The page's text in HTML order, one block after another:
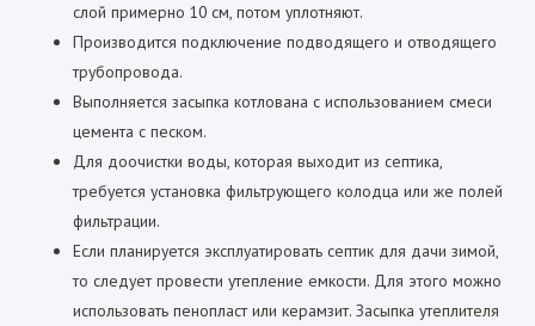
слой примерно 10 см, потом уплотняют.
Производится подключение подводящего и отводящего
трубопровода.
Выполняется засыпка котлована с использованием смеси
цемента с песком.
Для доочистки воды, которая выходит из септика,
требуется установка фильтрующего колодца или же полей
фильтрации.
Если планируется эксплуатировать септик для дачи зимой,
то следует провести утепление емкости. Для этого можно
использовать пенопласт или керамзит. Засыпка утеплителя